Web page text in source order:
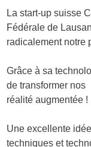
La start-up suisse
Fédérale de
radicalement notre
Grâce à sa
de transformer nos
réalité augmentée !
Une excellente
techniques et